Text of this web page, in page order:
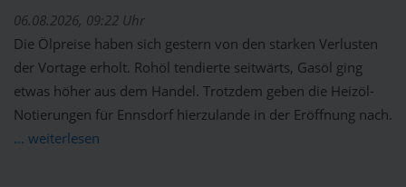
06.08.2026, 09:22 Uhr
Die Ölpreise haben sich gestern von den starken Verlusten
der Vortage erholt. Rohöl tendierte seitwärts, Gasöl ging
etwas höher aus dem Handel. Trotzdem geben die Heizöl-
Notierungen für Ennsdorf hierzulande in der Eröffnung nach.
... weiterlesen